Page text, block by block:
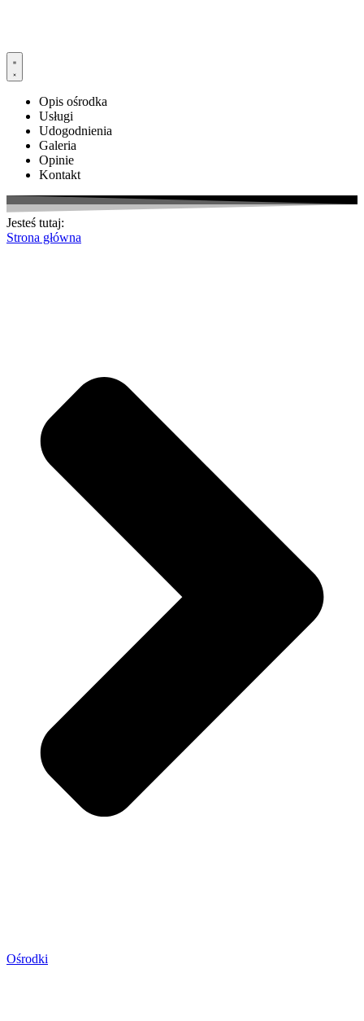
Opis ośrodka
Usługi
Udogodnienia
Galeria
Opinie
Kontakt
Jesteś tutaj:
Strona główna
Ośrodki